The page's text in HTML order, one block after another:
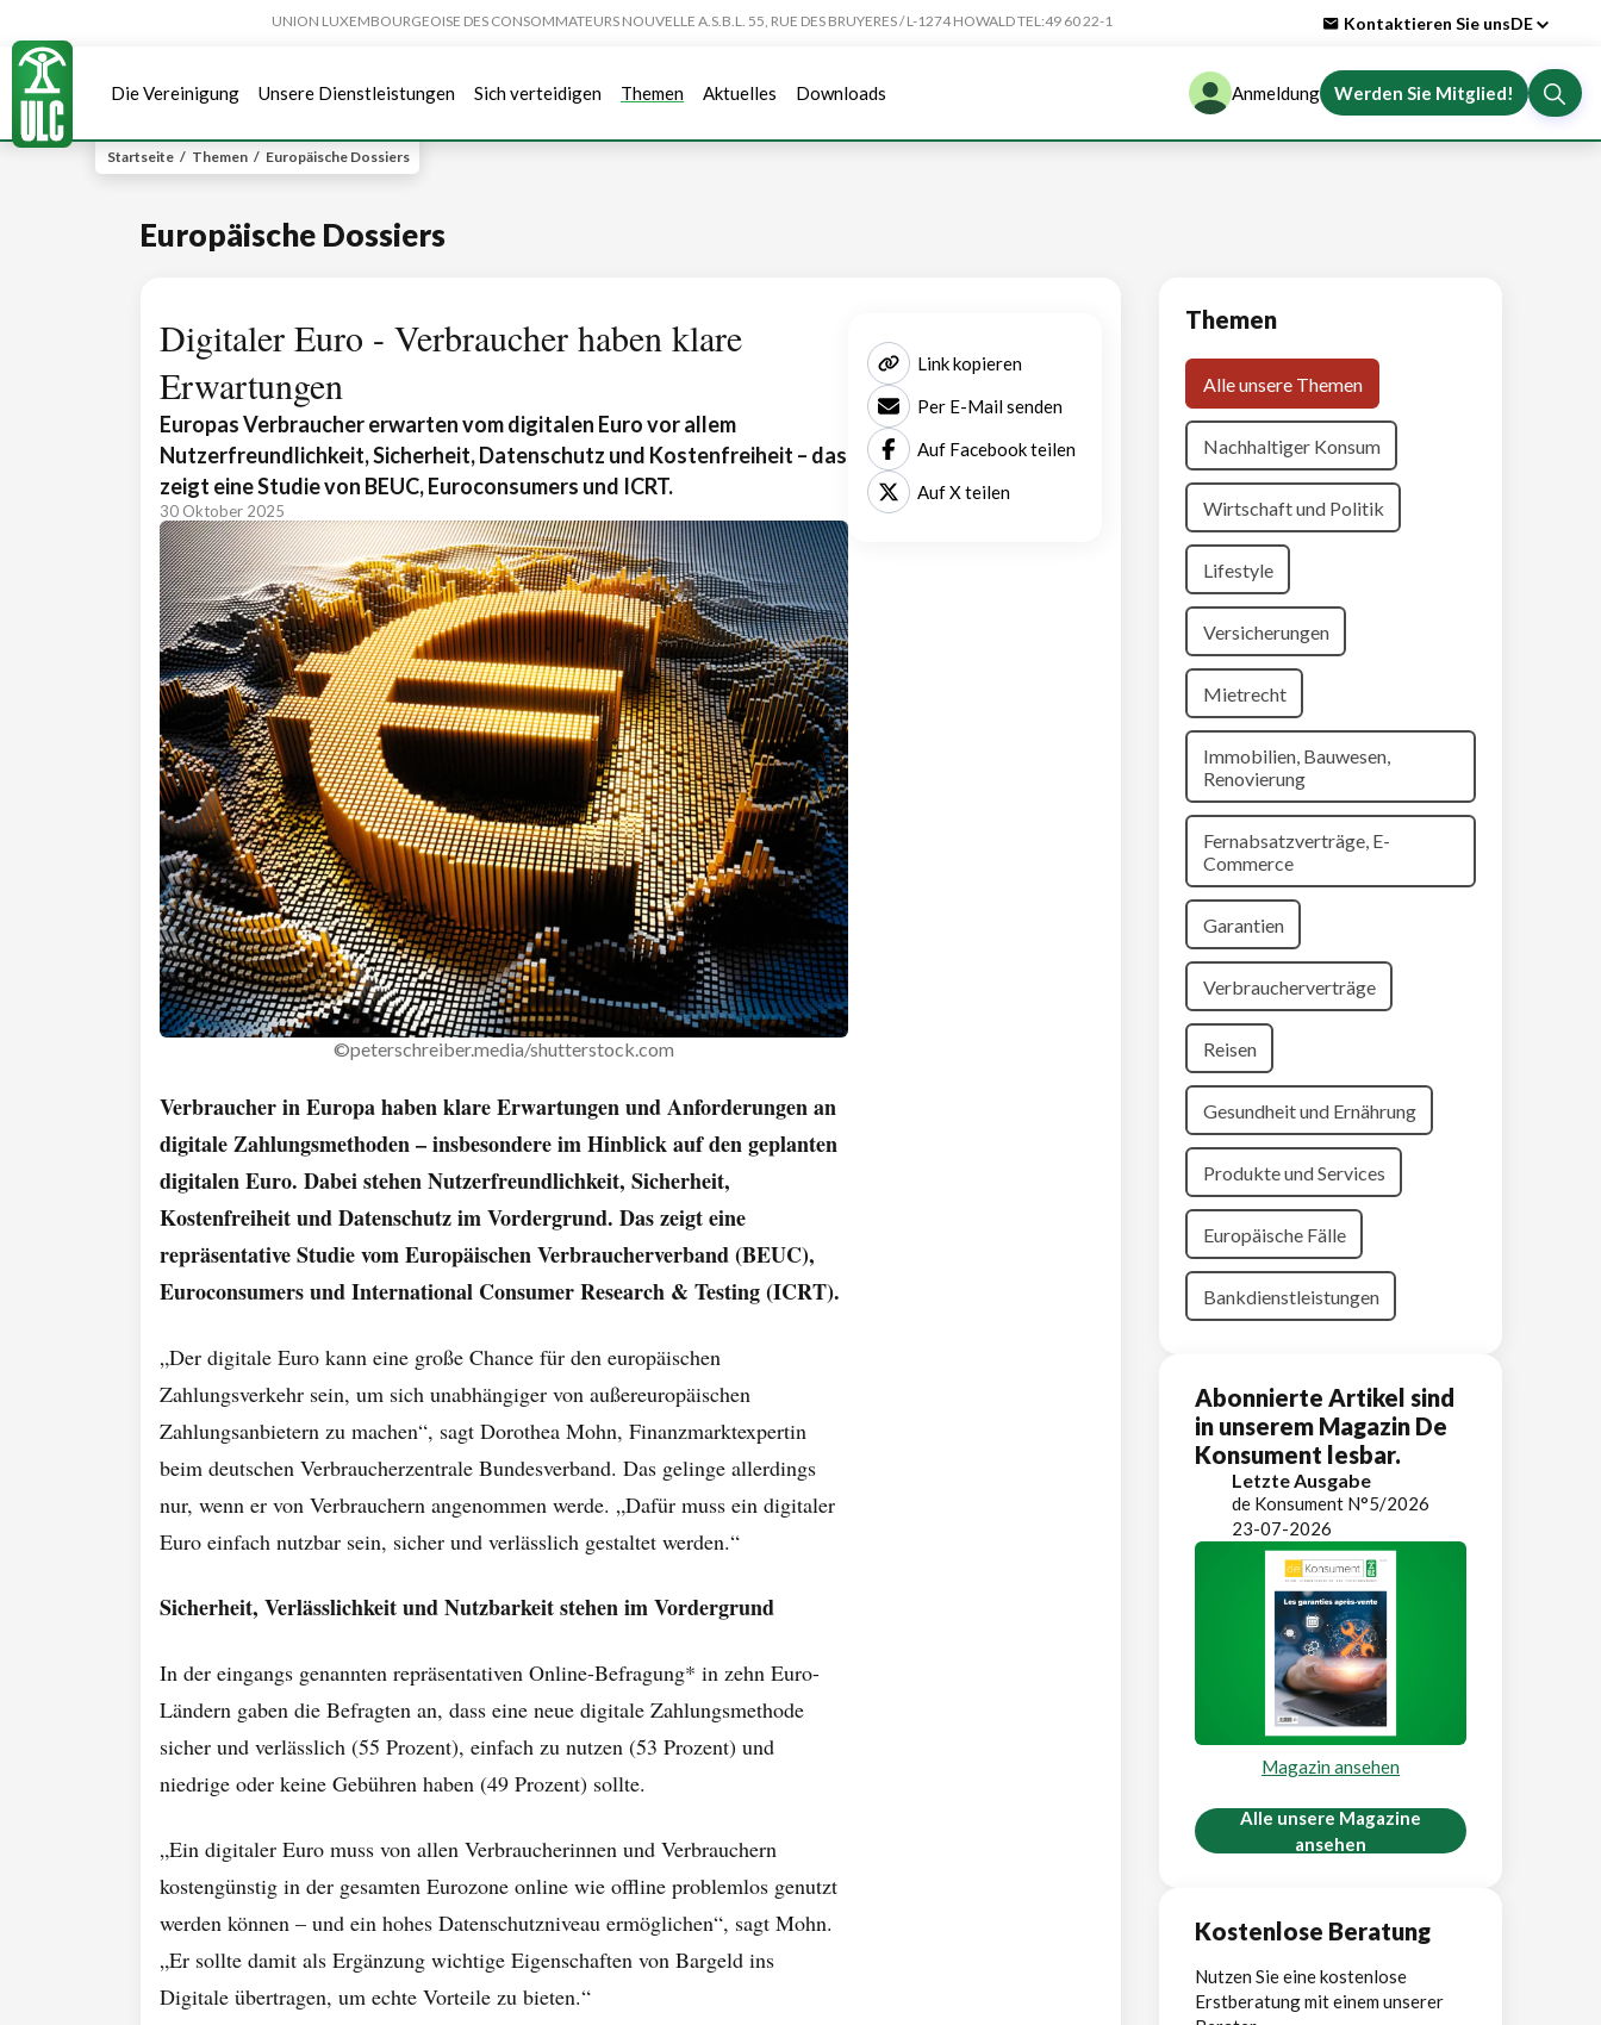
UNION LUXEMBOURGEOISE DES CONSOMMATEURS NOUVELLE A.S.B.L. 55, RUE DES BRUYERES / L-1274 HOWALD TEL:49 60 22-1 Kontaktieren Sie unsDE
Die Vereinigung Unsere Dienstleistungen Sich verteidigen Themen Aktuelles Downloads Anmeldung Werden Sie Mitglied!
Startseite / Themen / Europäische Dossiers
Europäische Dossiers
Digitaler Euro - Verbraucher haben klare
Erwartungen
Europas Verbraucher erwarten vom digitalen Euro vor allem
Nutzerfreundlichkeit, Sicherheit, Datenschutz und Kostenfreiheit – das
zeigt eine Studie von BEUC, Euroconsumers und ICRT.
30 Oktober 2025
©peterschreiber.media/shutterstock.com
Verbraucher in Europa haben klare Erwartungen und Anforderungen an
digitale Zahlungsmethoden – insbesondere im Hinblick auf den geplanten
digitalen Euro. Dabei stehen Nutzerfreundlichkeit, Sicherheit,
Kostenfreiheit und Datenschutz im Vordergrund. Das zeigt eine
repräsentative Studie vom Europäischen Verbraucherverband (BEUC),
Euroconsumers und International Consumer Research & Testing (ICRT).
„Der digitale Euro kann eine große Chance für den europäischen
Zahlungsverkehr sein, um sich unabhängiger von außereuropäischen
Zahlungsanbietern zu machen“, sagt Dorothea Mohn, Finanzmarktexpertin
beim deutschen Verbraucherzentrale Bundesverband. Das gelinge allerdings
nur, wenn er von Verbrauchern angenommen werde. „Dafür muss ein digitaler
Euro einfach nutzbar sein, sicher und verlässlich gestaltet werden.“
Sicherheit, Verlässlichkeit und Nutzbarkeit stehen im Vordergrund
In der eingangs genannten repräsentativen Online-Befragung* in zehn Euro-
Ländern gaben die Befragten an, dass eine neue digitale Zahlungsmethode
sicher und verlässlich (55 Prozent), einfach zu nutzen (53 Prozent) und
niedrige oder keine Gebühren haben (49 Prozent) sollte.
„Ein digitaler Euro muss von allen Verbraucherinnen und Verbrauchern
kostengünstig in der gesamten Eurozone online wie offline problemlos genutzt
werden können – und ein hohes Datenschutzniveau ermöglichen“, sagt Mohn.
„Er sollte damit als Ergänzung wichtige Eigenschaften von Bargeld ins
Digitale übertragen, um echte Vorteile zu bieten.“
Link kopieren
Per E-Mail senden
Auf Facebook teilen
Auf X teilen
Themen
Alle unsere Themen
Nachhaltiger Konsum
Wirtschaft und Politik
Lifestyle
Versicherungen
Mietrecht
Immobilien, Bauwesen,
Renovierung
Fernabsatzverträge, E-
Commerce
Garantien
Verbraucherverträge
Reisen
Gesundheit und Ernährung
Produkte und Services
Europäische Fälle
Bankdienstleistungen
Abonnierte Artikel sind
in unserem Magazin De
Konsument lesbar.
Letzte Ausgabe
de Konsument N°5/2026
23-07-2026
Magazin ansehen
Alle unsere Magazine
ansehen
Kostenlose Beratung
Nutzen Sie eine kostenlose
Erstberatung mit einem unserer